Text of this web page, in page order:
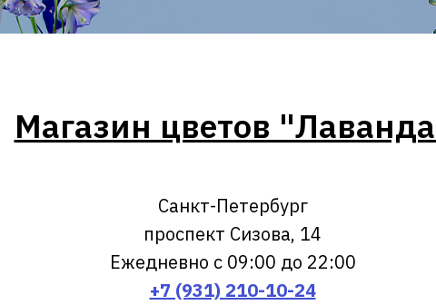
Магазин цветов
Санкт-Петербург
проспект Сизова, 14
Ежедневно с 09:00 до 22:00
+7 (931) 210-10-24